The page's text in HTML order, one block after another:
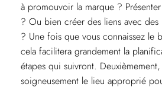
à promouvoir la marque ?
? Ou bien créer des liens avec des
? Une fois que vous connaissez le
cela facilitera grandement la
étapes qui suivront.
soigneusement le lieu approprié